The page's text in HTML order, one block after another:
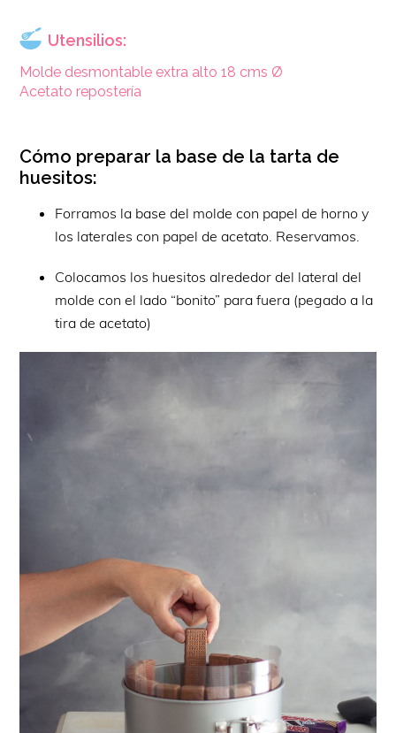
Utensilios:
Molde desmontable extra alto 18 cms Ø
Acetato repostería
Cómo preparar la base de la tarta de
huesitos:
Forramos la base del molde con papel de horno y
los laterales con papel de acetato. Reservamos.
Colocamos los huesitos alrededor del lateral del
molde con el lado “bonito” para fuera (pegado a la
tira de acetato)